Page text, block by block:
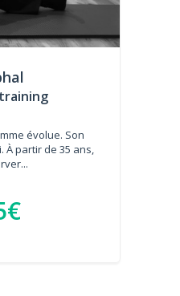
évolue. Son
À partir de 35 ans,